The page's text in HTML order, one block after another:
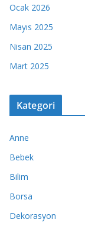
Ocak 2026
Mayıs 2025
Nisan 2025
Mart 2025
Kategori
Anne
Bebek
Bilim
Borsa
Dekorasyon